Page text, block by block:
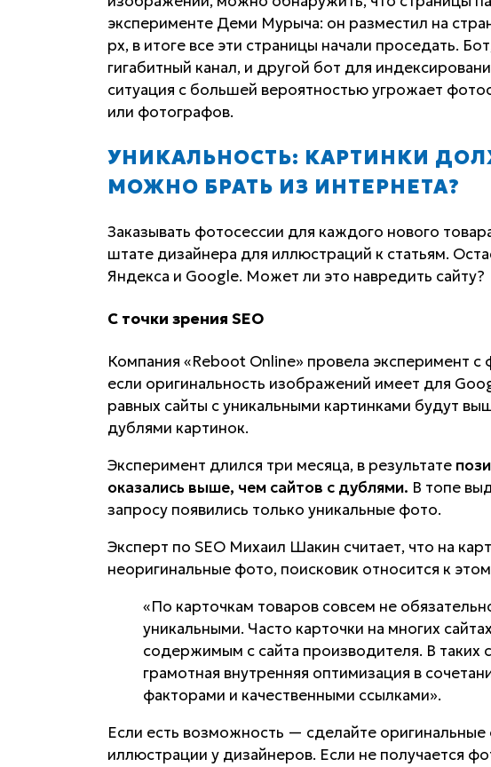
эксперименте Деми Мурыча: он разместил на
px, в итоге все эти страницы начали проседать.
гигабитный канал, и другой бот для
ситуация с большей вероятностью угрожает
или фотографов.
УНИКАЛЬНОСТЬ: КАРТИНКИ
МОЖНО БРАТЬ ИЗ ИНТЕРНЕТА?
Заказывать фотосессии для каждого нового
штате дизайнера для иллюстраций к статьям.
Яндекса и Google. Может ли это навредить сайту?
С точки зрения SEO
Компания «Reboot Online» провела эксперимент
если оригинальность изображений имеет для
равных сайты с уникальными картинками будут
дублями картинок.
Эксперимент длился три месяца, в результате
оказались выше, чем сайтов с дублями. В топе
запросу появились только уникальные фото.
Эксперт по SEO Михаил Шакин считает, что на
неоригинальные фото, поисковик относится к
«По карточкам товаров совсем не
уникальными. Часто карточки на многих
содержимым с сайта производителя. В таких
грамотная внутренняя оптимизация в
факторами и качественными ссылками».
Если есть возможность — сделайте
иллюстрации у дизайнеров. Если не получается